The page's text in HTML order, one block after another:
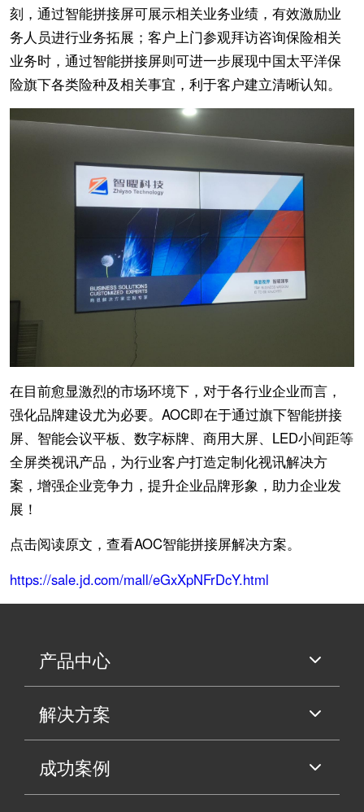
刻，通过智能拼接屏可展示相关业务业绩，有效激励业
务人员进行业务拓展；客户上门参观拜访咨询保险相关
业务时，通过智能拼接屏则可进一步展现中国太平洋保
险旗下各类险种及相关事宜，利于客户建立清晰认知。
在目前愈显激烈的市场环境下，对于各行业企业而言，
强化品牌建设尤为必要。AOC即在于通过旗下智能拼接
屏、智能会议平板、数字标牌、商用大屏、LED小间距等
全屏类视讯产品，为行业客户打造定制化视讯解决方
案，增强企业竞争力，提升企业品牌形象，助力企业发
展！
点击阅读原文，查看AOC智能拼接屏解决方案。
https://sale.jd.com/mall/eGxXpNFrDcY.html
产品中心
解决方案
成功案例